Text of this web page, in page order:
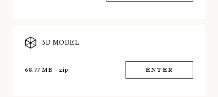
3D MODEL
68.77 MB - zip ENTER